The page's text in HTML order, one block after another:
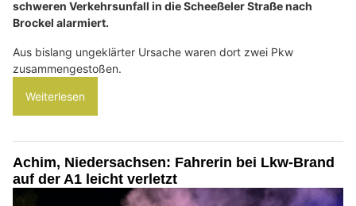
schweren Verkehrsunfall in die Scheeßeler Straße nach
Brockel alarmiert.
Aus bislang ungeklärter Ursache waren dort zwei Pkw
zusammengestoßen.
Weiterlesen
Achim, Niedersachsen: Fahrerin bei Lkw-Brand
auf der A1 leicht verletzt